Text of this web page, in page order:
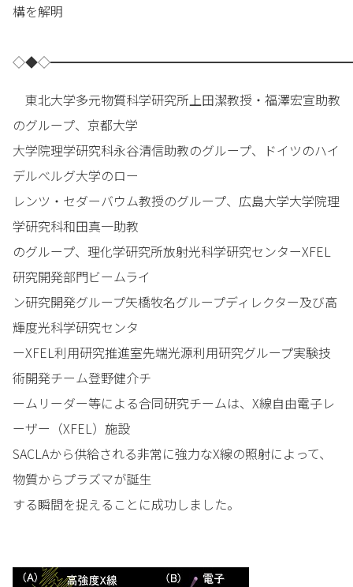
構を解明
東北大学多元物質科学研究所上田潔教授・福澤宏宣助教
のグループ、京都大学
大学院理学研究科永谷清信助教のグループ、ドイツのハイ
デルべルグ大学のロー
レンツ・セダーバウム教授のグループ、広島大学大学院理
学研究科和田真一助教
のグループ、理化学研究所放射光科学研究センターXFEL
研究開発部門ビームライ
ン研究開発グループ矢橋牧名グループディレクター及び高
輝度光科学研究センタ
ーXFEL利用研究推進室先端光源利用研究グループ実験技
術開発チーム登野健介チ
ームリーダー等による合同研究チームは、X線自由電子レ
ーザー（XFEL）施設
SACLAから供給される非常に強力なX線の照射によって、
物質からプラズマが誕生
する瞬間を捉えることに成功しました。